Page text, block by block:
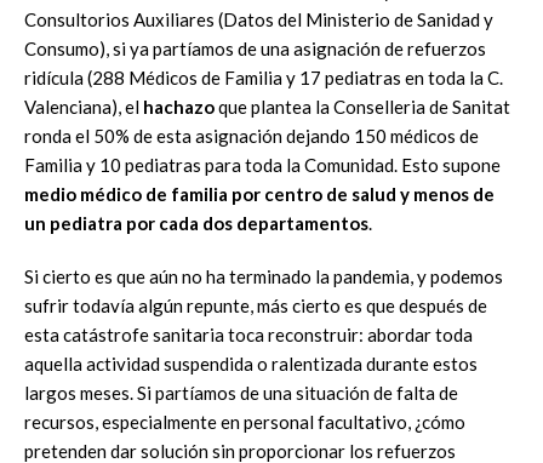
Consultorios Auxiliares (Datos del Ministerio de Sanidad y
Consumo), si ya partíamos de una asignación de refuerzos
ridícula (288 Médicos de Familia y 17 pediatras en toda la C.
Valenciana), el hachazoque plantea la Conselleria de Sanitat
ronda el 50% de esta asignación dejando 150 médicos de
Familia y 10 pediatras para toda la Comunidad. Esto supone
medio médico de familia por centro de salud y menos de
un pediatra por cada dos departamentos.
Si cierto es que aún no ha terminado la pandemia, y podemos
sufrir todavía algún repunte, más cierto es que después de
esta catástrofe sanitaria toca reconstruir: abordar toda
aquella actividad suspendida o ralentizada durante estos
largos meses. Si partíamos de una situación de falta de
recursos, especialmente en personal facultativo, ¿cómo
pretenden dar solución sin proporcionar los refuerzos